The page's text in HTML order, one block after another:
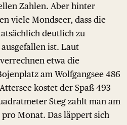
Zahlen. Aber hinter
viele Mondseer, dass die
deutlich zu
ist. Laut
etwa die
am Wolfgangsee 486
kostet der Spaß 493
Steg zahlt man am
Monat. Das läppert sich